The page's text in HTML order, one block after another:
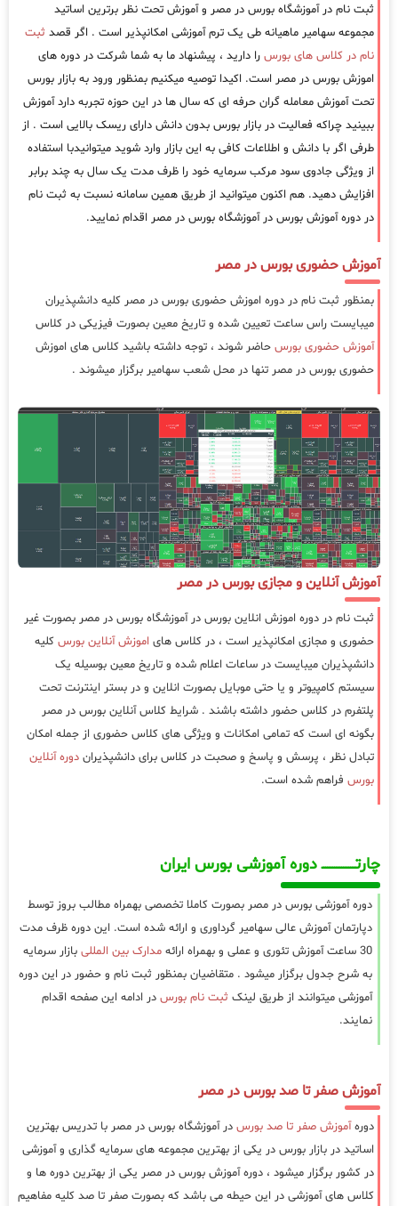
ثبت نام در آموزشگاه بورس در مصر و آموزش تحت نظر برترین اساتید
مجموعه سهامیر ماهیانه طی یک ترم آموزشی امکانپذیر است . اگر قصد ثبت
نام در کلاس های بورس را دارید ، پیشنهاد ما به شما شرکت در دوره های
اموزش بورس در مصر است. اکیدا توصیه میکنیم بمنظور ورود به بازار بورس
تحت آموزش معامله گران حرفه ای که سال ها در این حوزه تجربه دارد آموزش
ببینید چراکه فعالیت در بازار بورس بدون دانش دارای ریسک بالایی است . از
طرفی اگر با دانش و اطلاعات کافی به این بازار وارد شوید میتوانیدبا استفاده
از ویژگی جادوی سود مرکب سرمایه خود را ظرف مدت یک سال به چند برابر
افزایش دهید. هم اکنون میتوانید از طریق همین سامانه نسبت به ثبت نام
در دوره آموزش بورس در آموزشگاه بورس در مصر اقدام نمایید.
آموزش حضوری بورس در مصر
بمنظور ثبت نام در دوره اموزش حضوری بورس در مصر کلیه دانشپذیران
میبایست راس ساعت تعیین شده و تاریخ معین بصورت فیزیکی در کلاس
آموزش حضوری بورس حاضر شوند ، توجه داشته باشید کلاس های اموزش
حضوری بورس در مصر تنها در محل شعب سهامیر برگزار میشوند .
آموزش آنلاین و مجازی بورس در مصر
ثبت نام در دوره اموزش انلاین بورس در آموزشگاه بورس در مصر بصورت غیر
حضوری و مجازی امکانپذیر است ، در کلاس های اموزش آنلاین بورس کلیه
دانشپذیران میبایست در ساعات اعلام شده و تاریخ معین بوسیله یک
سیستم کامپیوتر و یا حتی موبایل بصورت انلاین و در بستر اینترنت تحت
پلتفرم در کلاس حضور داشته باشند . شرایط کلاس آنلاین بورس در مصر
بگونه ای است که تمامی امکانات و ویژگی های کلاس حضوری از جمله امکان
تبادل نظر ، پرسش و پاسخ و صحبت در کلاس برای دانشپذیران دوره آنلاین
بورس فراهم شده است.
چارتـــــــــــــــــــ دوره آموزشی بورس ایران
دوره آموزشی بورس در مصر بصورت کاملا تخصصی بهمراه مطالب بروز توسط
دپارتمان آموزش عالی سهامیر گرداوری و ارائه شده است. این دوره ظرف مدت
30 ساعت آموزش تئوری و عملی و بهمراه ارائه
مدارک بین المللی بازار سرمایه
به شرح جدول برگزار میشود . متقاضیان بمنظور ثبت نام و حضور در این دوره
آموزشی میتوانند از طریق لینک ثبت نام بورس در ادامه این صفحه اقدام
نمایند.
آموزش صفر تا صد بورس در مصر
دورهآموزش صفر تا صد بورس در آموزشگاه بورس در مصر با تدریس بهترین
اساتید در بازار بورس در یکی از بهترین مجموعه های سرمایه گذاری و آموزشی
در کشور برگزار میشود ، دوره آموزش بورس در مصر یکی از بهترین دوره ها و
کلاس های آموزشی در این حیطه می باشد که بصورت صفر تا صد کلیه مفاهیم